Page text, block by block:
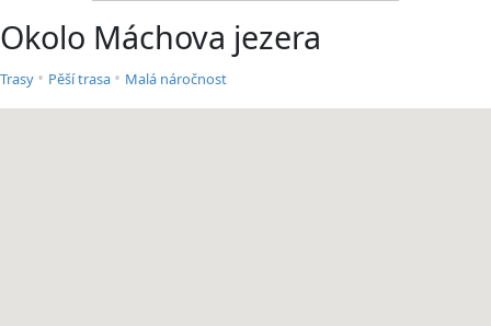
Okolo Máchova jezera
Trasy • Pěší trasa • Malá náročnost